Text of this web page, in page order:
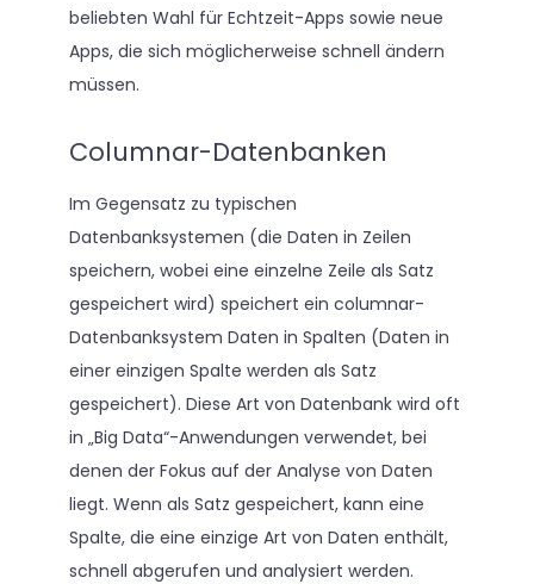
beliebten Wahl für Echtzeit-Apps sowie neue
Apps, die sich möglicherweise schnell ändern
müssen.
Columnar-Datenbanken
Im Gegensatz zu typischen
Datenbanksystemen (die Daten in Zeilen
speichern, wobei eine einzelne Zeile als Satz
gespeichert wird) speichert ein columnar-
Datenbanksystem Daten in Spalten (Daten in
einer einzigen Spalte werden als Satz
gespeichert). Diese Art von Datenbank wird oft
in „Big Data“-Anwendungen verwendet, bei
denen der Fokus auf der Analyse von Daten
liegt. Wenn als Satz gespeichert, kann eine
Spalte, die eine einzige Art von Daten enthält,
schnell abgerufen und analysiert werden.